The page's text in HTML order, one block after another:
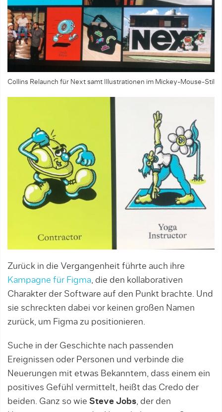
Collins Relaunch für Next samt Illustrationen im Mickey-Mouse-Stil
Zurück in die Vergangenheit führte auch ihre
Kampagne für Figma, die den kollaborativen
Charakter der Software auf den Punkt brachte. Und
sie schreckten dabei vor keinen großen Namen
zurück, um Figma zu positionieren.
Suche in der Geschichte nach passenden
Ereignissen oder Personen und verbinde die
Neuerungen mit etwas Bekanntem, dass einem ein
positives Gefühl vermittelt, heißt das Credo der
beiden. Ganz so wie Steve Jobs, der den